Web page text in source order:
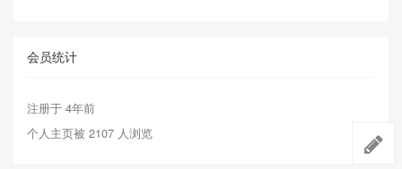
会员统计
注册于 4年前
个人主页被 2107 人浏览